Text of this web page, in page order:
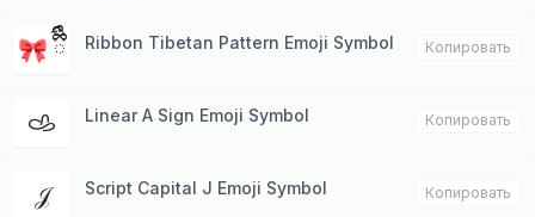
🎀 ྀིྀི Ribbon Tibetan Pattern Emoji Symbol Копировать
𐚁 Linear A Sign Emoji Symbol Копировать
𝒥 Script Capital J Emoji Symbol Копировать